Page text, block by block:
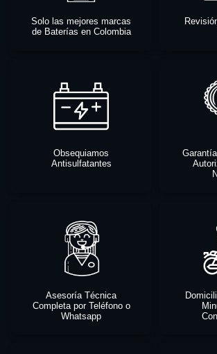
Solo las mejores marcas
de Baterías en Colombia
Obsequiamos
Antisulfatantes
Asesoría Técnica
Completa por Teléfono o
Whatsapp